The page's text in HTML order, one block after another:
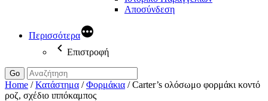
Αποσύνδεση
Περισσότερα
Επιστροφή
Go
Home /Κατάστημα /Φορμάκια /Carter’s ολόσωμο φορμάκι κοντό
ροζ, σχέδιο ιππόκαμπος